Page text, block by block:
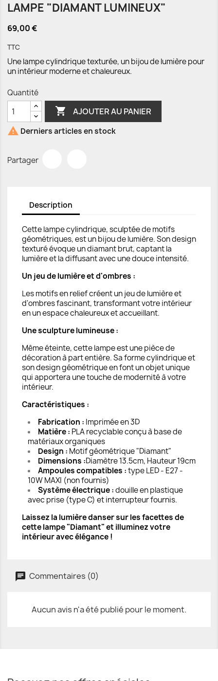
LAMPE "DIAMANT LUMINEUX"
69,00 €
TTC
Une lampe cylindrique texturée, un bijou de lumière pour
un intérieur moderne et chaleureux.
Quantité
 AJOUTER AU PANIER
 Derniers articles en stock
Partager
Description
Cette lampe cylindrique, sculptée de motifs
géométriques, est un bijou de lumière. Son design
texturé évoque un diamant brut, captant la
lumière et la diffusant avec une douce intensité.
Un jeu de lumière et d'ombres :
Les motifs en relief créent un jeu de lumière et
d'ombres fascinant, transformant votre intérieur
en un espace chaleureux et accueillant.
Une sculpture lumineuse :
Même éteinte, cette lampe est une pièce de
décoration à part entière. Sa forme cylindrique et
son design géométrique en font un objet unique
qui apportera une touche de modernité à votre
intérieur.
Caractéristiques :
Fabrication : Imprimée en 3D
Matière : PLA recyclable conçu à base de
matériaux organiques
Design : Motif géométrique "Diamant"
Dimensions :Diamètre 13.5cm, Hauteur 19cm
Ampoules compatibles :type LED - E27 -
10W MAXI (non fournis)
Système électrique :douille en plastique
avec prise (type C) et interrupteur fournis.
Laissez la lumière danser sur les facettes de
cette lampe "Diamant" et illuminez votre
intérieur avec élégance !
Commentaires (0)
Aucun avis n'a été publié pour le moment.